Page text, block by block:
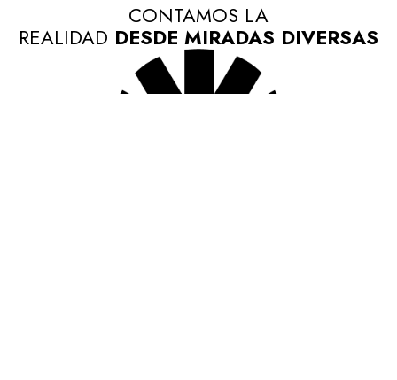
CONTAMOS LA
REALIDAD DESDE MIRADAS DIVERSAS